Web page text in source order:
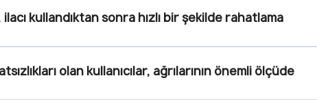
ilacı kullandıktan sonra hızlı bir şekilde rahatlama
olan kullanıcılar, ağrılarının önemli ölçüde